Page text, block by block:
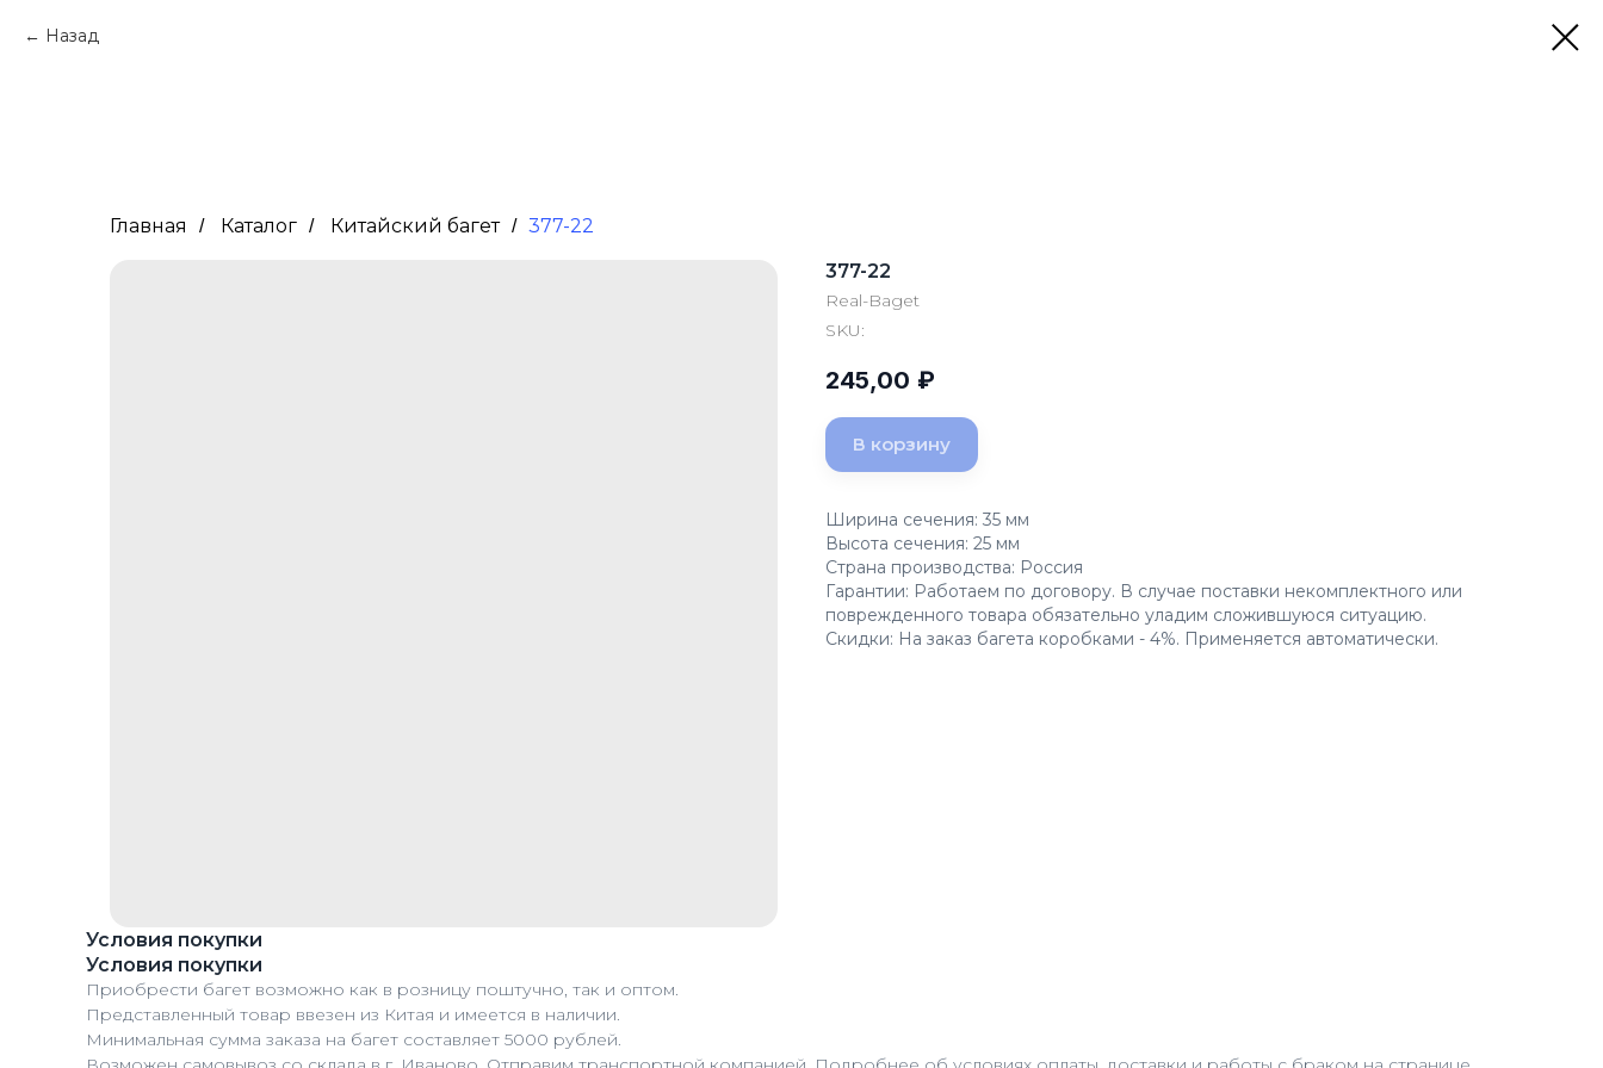
Главная / Каталог / Китайский багет / 377-22
Назад
377-22
Real-Baget
SKU:
245,00 ₽
В корзину
Ширина сечения: 35 мм
Высота сечения: 25 мм
Страна производства: Россия
Гарантии: Работаем по договору. В случае поставки некомплектного или
поврежденного товара обязательно уладим сложившуюся ситуацию.
Скидки: На заказ багета коробками - 4%. Применяется автоматически.
Условия покупки
Условия покупки
Приобрести багет возможно как в розницу поштучно, так и оптом.
Представленный товар ввезен из Китая и имеется в наличии.
Минимальная сумма заказа на багет составляет 5000 рублей.